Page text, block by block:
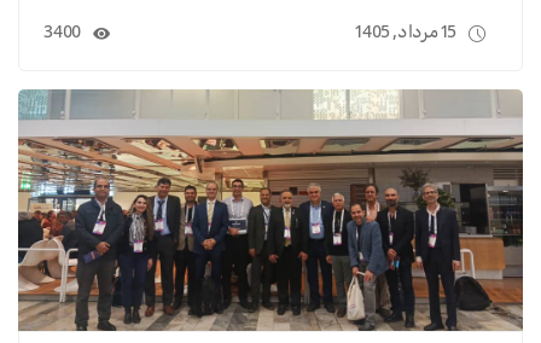
15 مرداد, 1405 3400